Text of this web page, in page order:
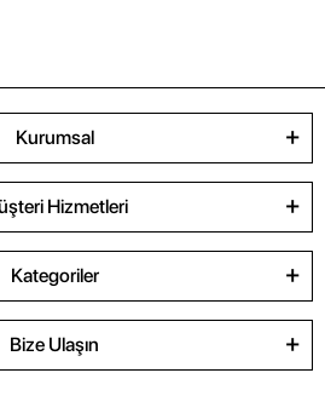
Kurumsal
Hizmetleri
Kategoriler
Bize Ulaşın